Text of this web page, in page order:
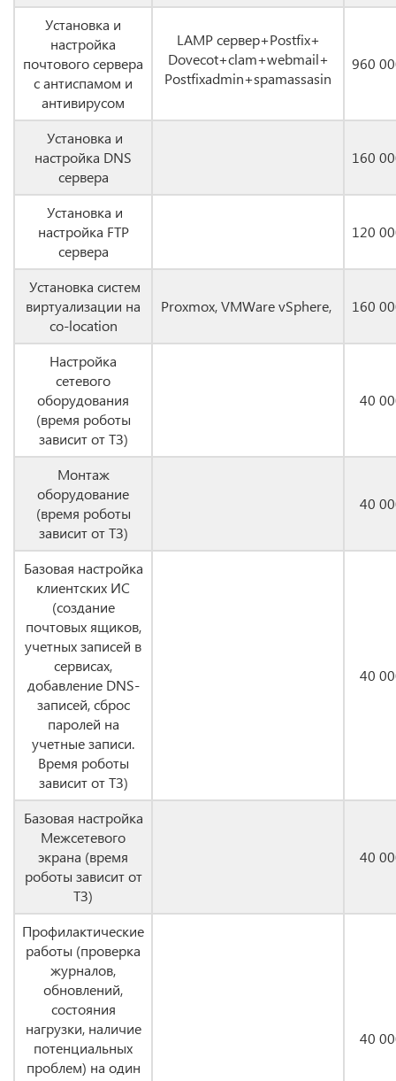
Установка и
настройка
почтового сервера
с антиспамом и
антивирусом
LAMP сервер+Postfix+
Dovecot+clam+webmail+
Postfixadmin+spamassasin
960
Установка и
настройка DNS
сервера
160
Установка и
настройка FTP
сервера
120
Установка систем
виртуализации на
co-location
Proxmox, VMWare vSphere, 160
Настройка
сетевого
оборудования
(время роботы
зависит от ТЗ)
40
Монтаж
оборудование
(время роботы
зависит от ТЗ)
40
Базовая настройка
клиентских ИС
(создание
почтовых ящиков,
учетных записей в
сервисах,
добавление DNS-
записей, сброс
паролей на
учетные записи.
Время роботы
зависит от ТЗ)
40
Базовая настройка
Межсетевого
экрана (время
роботы зависит от
ТЗ)
40
Профилактические
работы (проверка
журналов,
обновлений,
состояния
нагрузки, наличие
потенциальных
проблем) на один
40